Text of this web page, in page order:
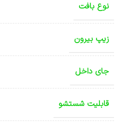
نوع بافت
زیپ بیرون
جای داخل
قابلیت شستشو